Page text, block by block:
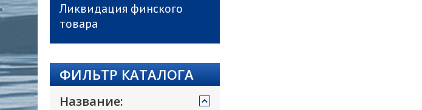
Ликвидация финского
товара
ФИЛЬТР КАТАЛОГА
Название: